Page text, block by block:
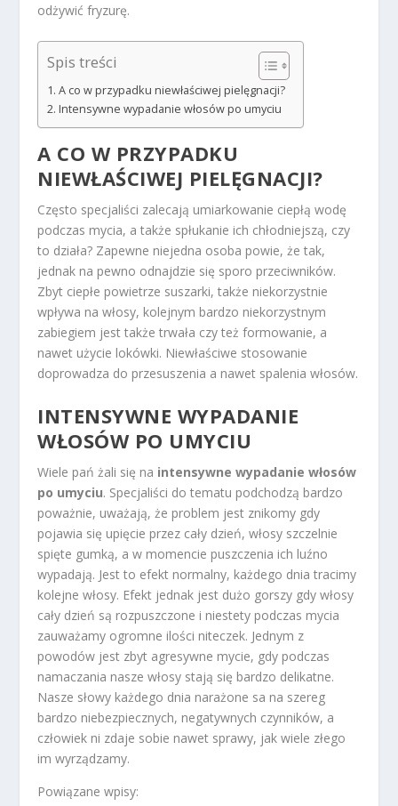
odżywić fryzurę.
Spis treści
A co w przypadku niewłaściwej pielęgnacji?
Intensywne wypadanie włosów po umyciu
A CO W PRZYPADKU
NIEWŁAŚCIWEJ PIELĘGNACJI?
Często specjaliści zalecają umiarkowanie ciepłą wodę
podczas mycia, a także spłukanie ich chłodniejszą, czy
to działa? Zapewne niejedna osoba powie, że tak,
jednak na pewno odnajdzie się sporo przeciwników.
Zbyt ciepłe powietrze suszarki, także niekorzystnie
wpływa na włosy, kolejnym bardzo niekorzystnym
zabiegiem jest także trwała czy też formowanie, a
nawet użycie lokówki. Niewłaściwe stosowanie
doprowadza do przesuszenia a nawet spalenia włosów.
INTENSYWNE WYPADANIE
WŁOSÓW PO UMYCIU
Wiele pań żali się na intensywne wypadanie włosów
po umyciu. Specjaliści do tematu podchodzą bardzo
poważnie, uważają, że problem jest znikomy gdy
pojawia się upięcie przez cały dzień, włosy szczelnie
spięte gumką, a w momencie puszczenia ich luźno
wypadają. Jest to efekt normalny, każdego dnia tracimy
kolejne włosy. Efekt jednak jest dużo gorszy gdy włosy
cały dzień są rozpuszczone i niestety podczas mycia
zauważamy ogromne ilości niteczek. Jednym z
powodów jest zbyt agresywne mycie, gdy podczas
namaczania nasze włosy stają się bardzo delikatne.
Nasze słowy każdego dnia narażone sa na szereg
bardzo niebezpiecznych, negatywnych czynników, a
człowiek ni zdaje sobie nawet sprawy, jak wiele złego
im wyrządzamy.
Powiązane wpisy: